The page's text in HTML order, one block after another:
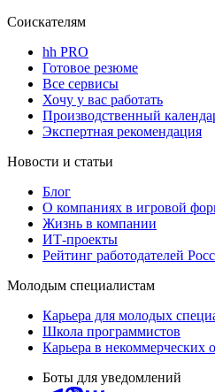
Соискателям
hh PRO
Готовое резюме
Все сервисы
Хочу у вас работать
Производственный
Экспертная рекомендация
Новости и статьи
Блог
О компаниях в игровой
Жизнь в компании
ИТ-проекты
Рейтинг работодателей
Молодым специалистам
Карьера для молодых
Школа программистов
Карьера в некоммерческих
Боты для уведомлений